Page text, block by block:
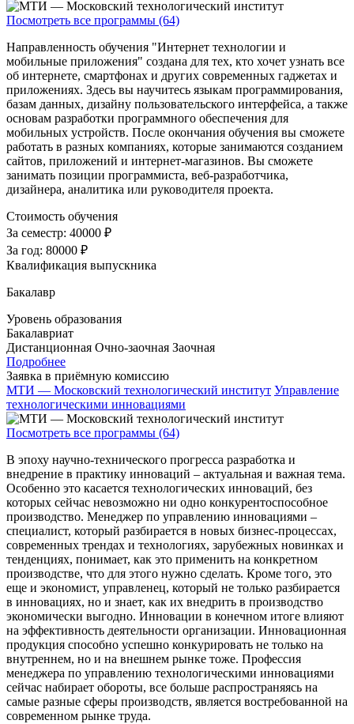
Посмотреть все программы (64)
Направленность обучения "Интернет технологии и
мобильные приложения" создана для тех, кто хочет узнать все
об интернете, смартфонах и других современных гаджетах и
приложениях. Здесь вы научитесь языкам программирования,
базам данных, дизайну пользовательского интерфейса, а также
основам разработки программного обеспечения для
мобильных устройств. После окончания обучения вы сможете
работать в разных компаниях, которые занимаются созданием
сайтов, приложений и интернет-магазинов. Вы сможете
занимать позиции программиста, веб-разработчика,
дизайнера, аналитика или руководителя проекта.
Стоимость обучения
За семестр: 40000 ₽
За год: 80000 ₽
Квалификация выпускника
Бакалавр
Уровень образования
Бакалавриат
Дистанционная Очно-заочная Заочная
Подробнее
Заявка в приёмную комиссию
МТИ — Московский технологический институт Управление
технологическими инновациями
Посмотреть все программы (64)
В эпоху научно-технического прогресса разработка и
внедрение в практику инноваций – актуальная и важная тема.
Особенно это касается технологических инноваций, без
которых сейчас невозможно ни одно конкурентоспособное
производство. Менеджер по управлению инновациями –
специалист, который разбирается в новых бизнес-процессах,
современных трендах и технологиях, зарубежных новинках и
тенденциях, понимает, как это применить на конкретном
производстве, что для этого нужно сделать. Кроме того, это
еще и экономист, управленец, который не только разбирается
в инновациях, но и знает, как их внедрить в производство
экономически выгодно. Инновации в конечном итоге влияют
на эффективность деятельности организации. Инновационная
продукция способно успешно конкурировать не только на
внутреннем, но и на внешнем рынке тоже. Профессия
менеджера по управлению технологическими инновациями
сейчас набирает обороты, все больше распространяясь на
самые разные сферы производств, является востребованной на
современном рынке труда.